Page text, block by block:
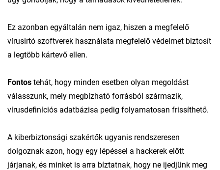
Ez azonban egyáltalán nem igaz, hiszen a megfelelő
vírusirtó szoftverek használata megfelelő védelmet biztosít
a legtöbb kártevő ellen.
Fontos tehát, hogy minden esetben olyan megoldást
válasszunk, mely megbízható forrásból származik,
vírusdefiníciós adatbázisa pedig folyamatosan frissíthető.
A kiberbiztonsági szakértők ugyanis rendszeresen
dolgoznak azon, hogy egy lépéssel a hackerek előtt
járjanak, és minket is arra bíztatnak, hogy ne ijedjünk meg